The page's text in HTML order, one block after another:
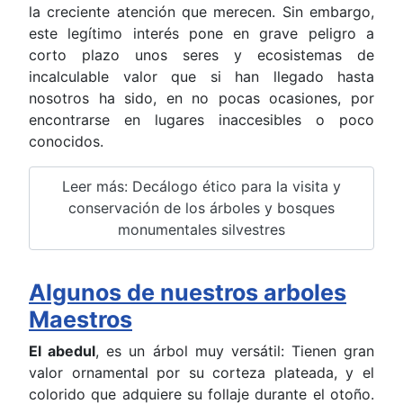
la creciente atención que merecen. Sin embargo,
este legítimo interés pone en grave peligro a
corto plazo unos seres y ecosistemas de
incalculable valor que si han llegado hasta
nosotros ha sido, en no pocas ocasiones, por
encontrarse en lugares inaccesibles o poco
conocidos.
Leer más: Decálogo ético para la visita y
conservación de los árboles y bosques
monumentales silvestres
Algunos de nuestros arboles
Maestros
El abedul, es un árbol muy versátil: Tienen gran
valor ornamental por su corteza plateada, y el
colorido que adquiere su follaje durante el otoño.